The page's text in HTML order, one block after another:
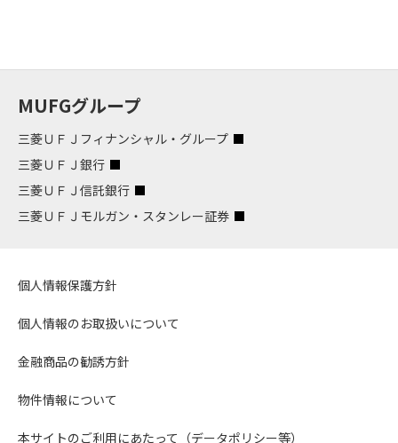
MUFGグループ
三菱ＵＦＪフィナンシャル・グループ
三菱ＵＦＪ銀行
三菱ＵＦＪ信託銀行
三菱ＵＦＪモルガン・スタンレー証券
個人情報保護方針
個人情報のお取扱いについて
金融商品の勧誘方針
物件情報について
本サイトのご利用にあたって（データポリシー等）